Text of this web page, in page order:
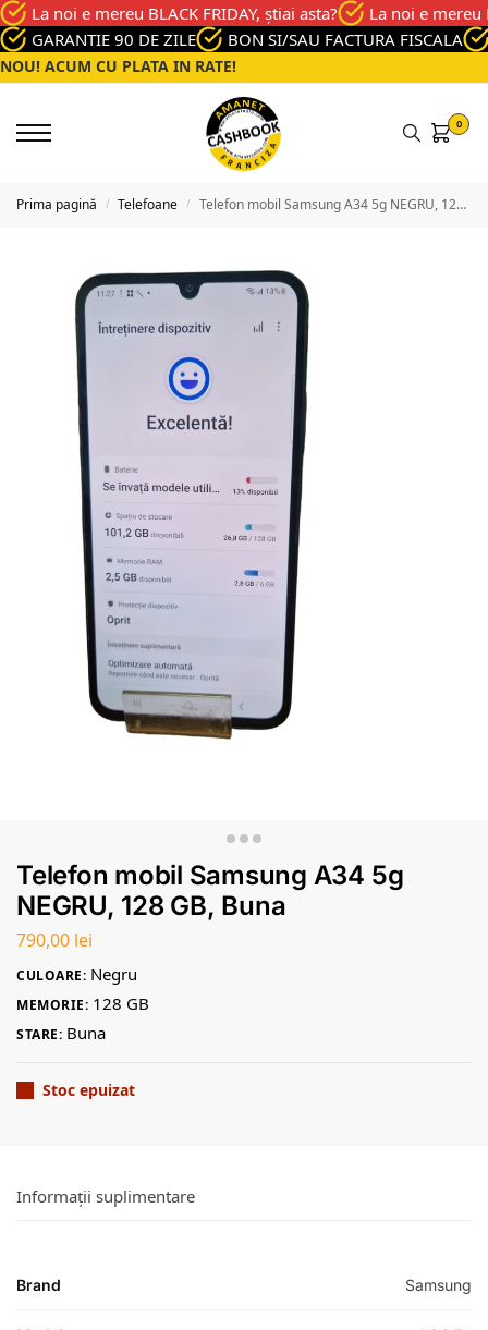
La noi e mereu BLACK FRIDAY, știai asta?
La noi e mereu
GARANTIE 90 DE ZILE
BON SI/SAU FACTURA FISCALA
NOU! ACUM CU PLATA IN RATE!
0
Prima pagină / Telefoane / Telefon mobil Samsung A34 5g NEGRU, 128 GB, Buna
Telefon mobil Samsung A34 5g
NEGRU, 128 GB, Buna
790,00 lei
CULOARE: Negru
MEMORIE: 128 GB
STARE: Buna
Stoc epuizat
Informații suplimentare
Brand Samsung